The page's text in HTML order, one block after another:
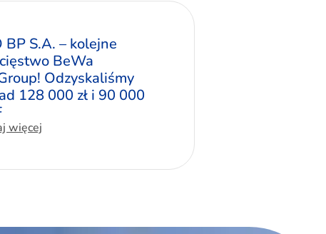
BP S.A. – kolejne
BeWa
Odzyskaliśmy
128 000 zł i 90 000
więcej